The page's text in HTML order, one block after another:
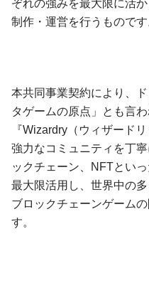
ぞれの強みを最大限に活
制作・運営を行うものです
本共同事業契約により、
タゲームの原点」とも言わ
『Wizardry（ウィザード
強力なコミュニティを丁
ックチェーン、NFTとい
最大限活用し、世界中の
ブロックチェーンゲーム
す。